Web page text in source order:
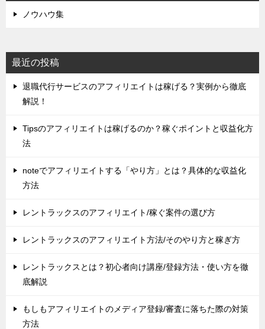
ノウハウ集
最近の投稿
退職代行サービスのアフィリエイトは稼げる？実例から徹底
解説！
Tipsのアフィリエイトは稼げるのか？稼ぐポイントと収益化方
法
noteでアフィリエイトする「やり方」とは？具体的な収益化
方法
レントラックスのアフィリエイト/稼ぐ案件の選び方
レントラックスのアフィリエイト方法/そのやり方と稼ぎ方
レントラックスとは？初心者向け講座/登録方法・使い方を徹
底解説
もしもアフィリエイトのメディア登録/審査に落ちた際の対策
方法